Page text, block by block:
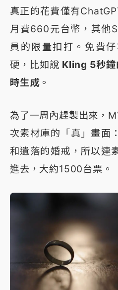
真正的花費僅有
月費660元台幣，其他
員的限量扣打。免費
硬，比如說 Kling 5秒鐘
時生成。
為了一周內趕製出來，
次素材庫的「真」畫面
和遺落的婚戒，所以連
進去，大約1500台票。